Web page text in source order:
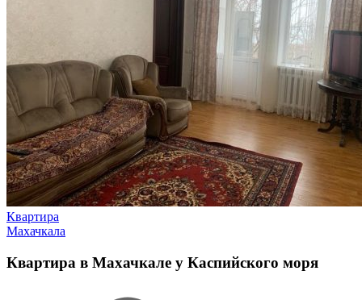
Квартира
Махачкала
Квартира в Махачкале у Каспийского моря